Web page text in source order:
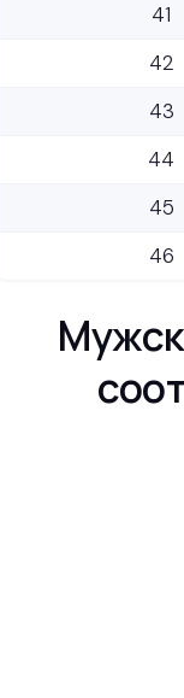
41
42
43
44
45
46